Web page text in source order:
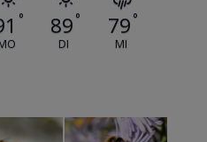
° 89 °
DI
79 °
MI